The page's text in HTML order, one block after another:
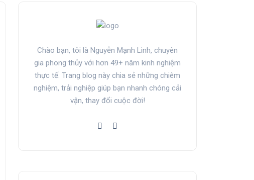
Chào bạn, tôi là Nguyễn Mạnh Linh, chuyên
gia phong thủy với hơn 49+ năm kinh nghiệm
thực tế. Trang blog này chia sẻ những chiêm
nghiệm, trải nghiệp giúp bạn nhanh chóng cải
vận, thay đổi cuộc đời!